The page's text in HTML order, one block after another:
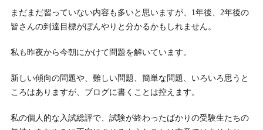
まだまだ習っていない内容も多いと思いますが、1年後、2年後の
皆さんの到達目標がぼんやりと分かるかもしれません。
私も昨夜から今朝にかけて問題を解いています。
新しい傾向の問題や、難しい問題、簡単な問題、いろいろ思うと
ころはありますが、ブログに書くことは控えます。
私の個人的な入試総評で、試験が終わったばかりの受験生たちの